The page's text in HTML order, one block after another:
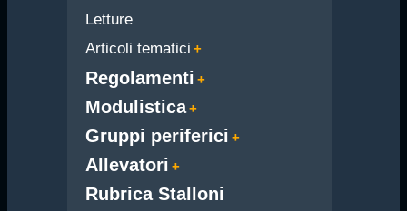
Letture
Articoli tematici
Regolamenti
Modulistica
Gruppi periferici
Allevatori
Rubrica Stalloni